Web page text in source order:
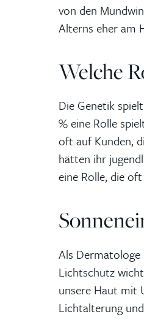
von den
Alterns eher am
Welche
Die Genetik
% eine Rolle
oft auf Kunden,
hätten ihr
eine Rolle, die
Als Dermatologe
Lichtschutz
unsere Haut mit
Lichtalterung